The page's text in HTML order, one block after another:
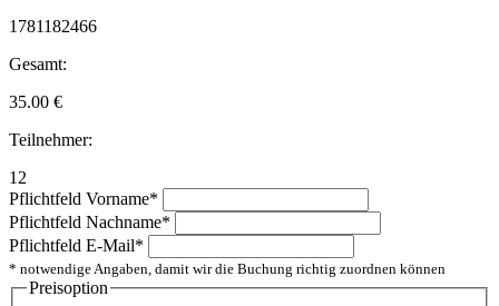
1781182466
Gesamt:
35.00 €
Teilnehmer:
12
Pflichtfeld Vorname*
Pflichtfeld Nachname*
Pflichtfeld E-Mail*
* notwendige Angaben, damit wir die Buchung richtig zuordnen können
Preisoption